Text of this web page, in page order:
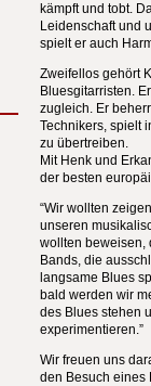
kämpft und tobt.
Leidenschaft und
spielt er auch
Zweifellos gehört
Bluesgitarristen.
zugleich. Er
Technikers, spielt
zu übertreiben.
Mit Henk und
der besten
“Wir wollten
unseren
wollten beweisen,
Bands, die
langsame Blues
bald werden wir
des Blues stehen
experimentieren.”
Wir freuen uns
den Besuch eines